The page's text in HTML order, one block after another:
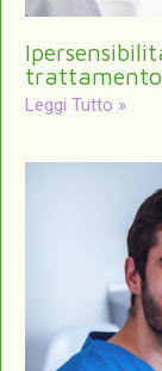
trattamento
Leggi Tutto »